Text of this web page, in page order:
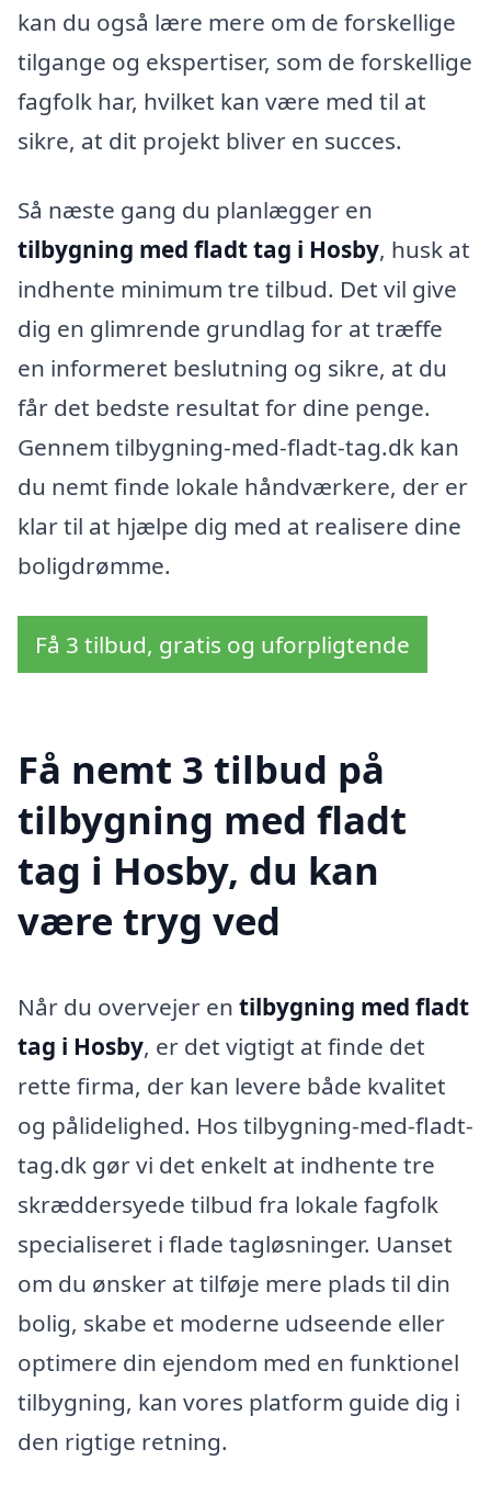
kan du også lære mere om de forskellige
tilgange og ekspertiser, som de forskellige
fagfolk har, hvilket kan være med til at
sikre, at dit projekt bliver en succes.
Så næste gang du planlægger en
tilbygning med fladt tag i Hosby, husk at
indhente minimum tre tilbud. Det vil give
dig en glimrende grundlag for at træffe
en informeret beslutning og sikre, at du
får det bedste resultat for dine penge.
Gennem tilbygning-med-fladt-tag.dk kan
du nemt finde lokale håndværkere, der er
klar til at hjælpe dig med at realisere dine
boligdrømme.
Få 3 tilbud, gratis og uforpligtende
Få nemt 3 tilbud på
tilbygning med fladt
tag i Hosby, du kan
være tryg ved
Når du overvejer en tilbygning med fladt
tag i Hosby, er det vigtigt at finde det
rette firma, der kan levere både kvalitet
og pålidelighed. Hos tilbygning-med-fladt-
tag.dk gør vi det enkelt at indhente tre
skræddersyede tilbud fra lokale fagfolk
specialiseret i flade tagløsninger. Uanset
om du ønsker at tilføje mere plads til din
bolig, skabe et moderne udseende eller
optimere din ejendom med en funktionel
tilbygning, kan vores platform guide dig i
den rigtige retning.